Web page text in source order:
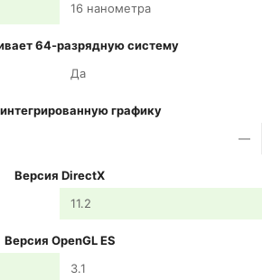
16 нанометра
64-разрядную систему
Да
графику
—
Версия DirectX
11.2
Версия OpenGL ES
3.1